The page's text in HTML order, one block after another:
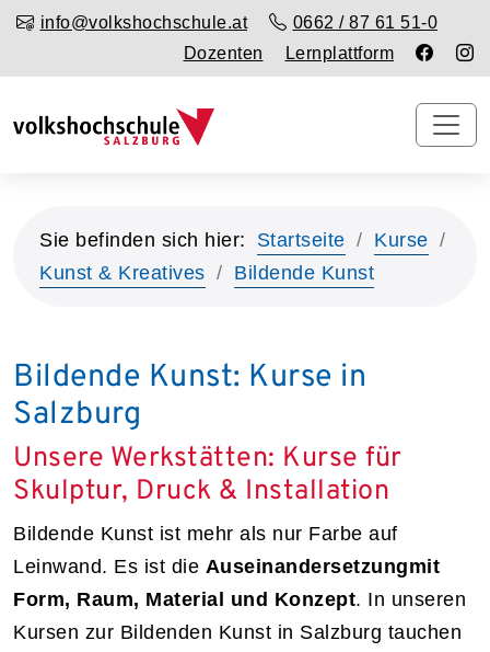
info@volkshochschule.at
0662 / 87 61 51-0
Dozenten
Lernplattform
Sie befinden sich hier: Startseite
Kurse
Kunst & Kreatives
Bildende Kunst
Bildende Kunst: Kurse in
Salzburg
Unsere Werkstätten: Kurse für
Skulptur, Druck & Installation
Bildende Kunst ist mehr als nur Farbe auf
Leinwand. Es ist die Auseinandersetzungmit
Form, Raum, Material und Konzept. In unseren
Kursen zur Bildenden Kunst in Salzburg tauchen